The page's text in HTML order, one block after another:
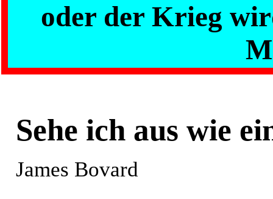
oder der Krieg
Sehe ich aus wie
James Bovard